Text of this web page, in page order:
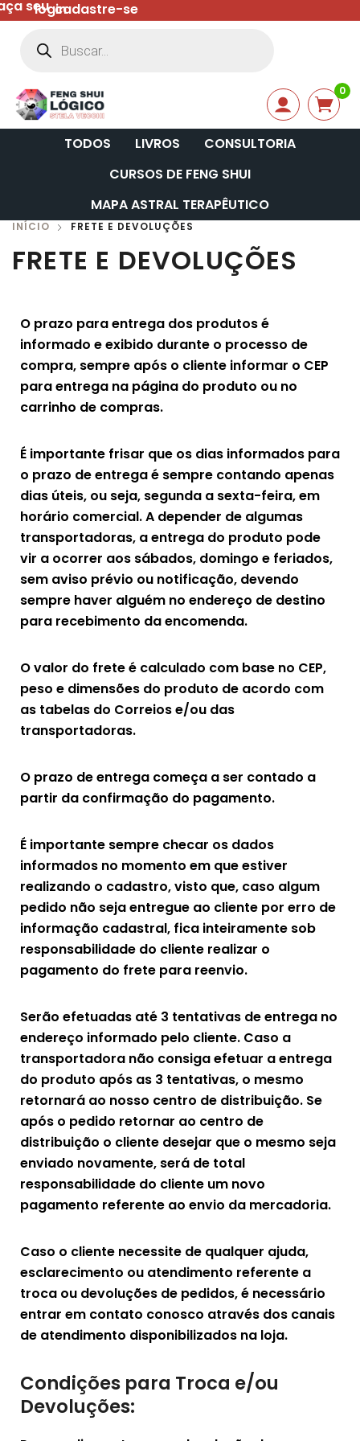
seu
logincadastre-se
0
TODOS LIVROS
CONSULTORIA
CURSOS DE FENG SHUI
MAPA ASTRAL TERAPÊUTICO
INÍCIO FRETE E DEVOLUÇÕES
FRETE E DEVOLUÇÕES
O prazo para entrega dos produtos é
informado e exibido durante o processo de
compra, sempre após o cliente informar o CEP
para entrega na página do produto ou no
carrinho de compras.
É importante frisar que os dias informados para
o prazo de entrega é sempre contando apenas
dias úteis, ou seja, segunda a sexta-feira, em
horário comercial. A depender de algumas
transportadoras, a entrega do produto pode
vir a ocorrer aos sábados, domingo e feriados,
sem aviso prévio ou notificação, devendo
sempre haver alguém no endereço de destino
para recebimento da encomenda.
O valor do frete é calculado com base no CEP,
peso e dimensões do produto de acordo com
as tabelas do Correios e/ou das
transportadoras.
O prazo de entrega começa a ser contado a
partir da confirmação do pagamento.
É importante sempre checar os dados
informados no momento em que estiver
realizando o cadastro, visto que, caso algum
pedido não seja entregue ao cliente por erro de
informação cadastral, fica inteiramente sob
responsabilidade do cliente realizar o
pagamento do frete para reenvio.
Serão efetuadas até 3 tentativas de entrega no
endereço informado pelo cliente. Caso a
transportadora não consiga efetuar a entrega
do produto após as 3 tentativas, o mesmo
retornará ao nosso centro de distribuição. Se
após o pedido retornar ao centro de
distribuição o cliente desejar que o mesmo seja
enviado novamente, será de total
responsabilidade do cliente um novo
pagamento referente ao envio da mercadoria.
Caso o cliente necessite de qualquer ajuda,
esclarecimento ou atendimento referente a
troca ou devoluções de pedidos, é necessário
entrar em contato conosco através dos canais
de atendimento disponibilizados na loja.
Condições para Troca e/ou
Devoluções: